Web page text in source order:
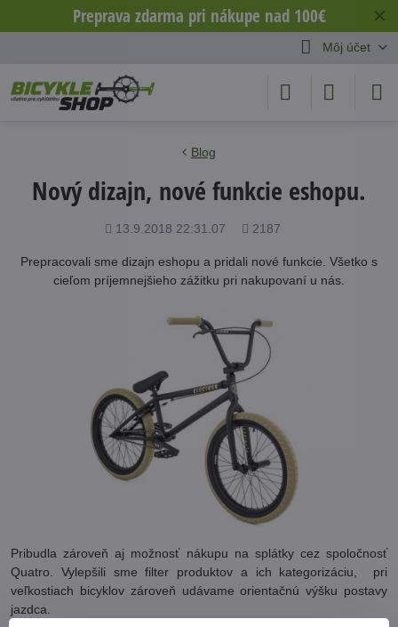
✕
Preprava zdarma pri nákupe nad 100€
Môj účet
Blog
Nový dizajn, nové funkcie eshopu.
Pridané
13.9.2018 22:31.07
Počet
2187
Prepracovali sme dizajn eshopu a pridali nové funkcie. Všetko s
cieľom príjemnejšieho zážitku pri nakupovaní u nás.
Pribudla zároveň aj možnosť nákupu na splátky cez spoločnosť
Quatro. Vylepšili sme filter produktov a ich kategorizáciu, pri
veľkostiach bicyklov zároveň udávame orientačnú výšku postavy
jazdca.